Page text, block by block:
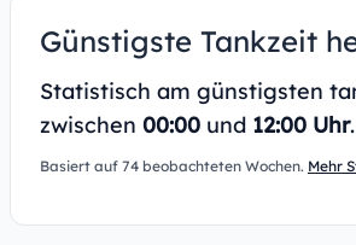
Günstigste Tankzeit
Statistisch am günstigsten
zwischen 00:00 und 12:00 Uhr.
Basiert auf 74 beobachteten Wochen. Mehr